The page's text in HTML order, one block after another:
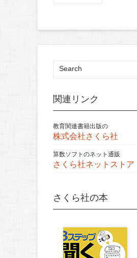
関連リンク
教育関連書籍出版の
株式会社さくら社
算数ソフトのネット通販
さくら社ネットストア
さくら社の本